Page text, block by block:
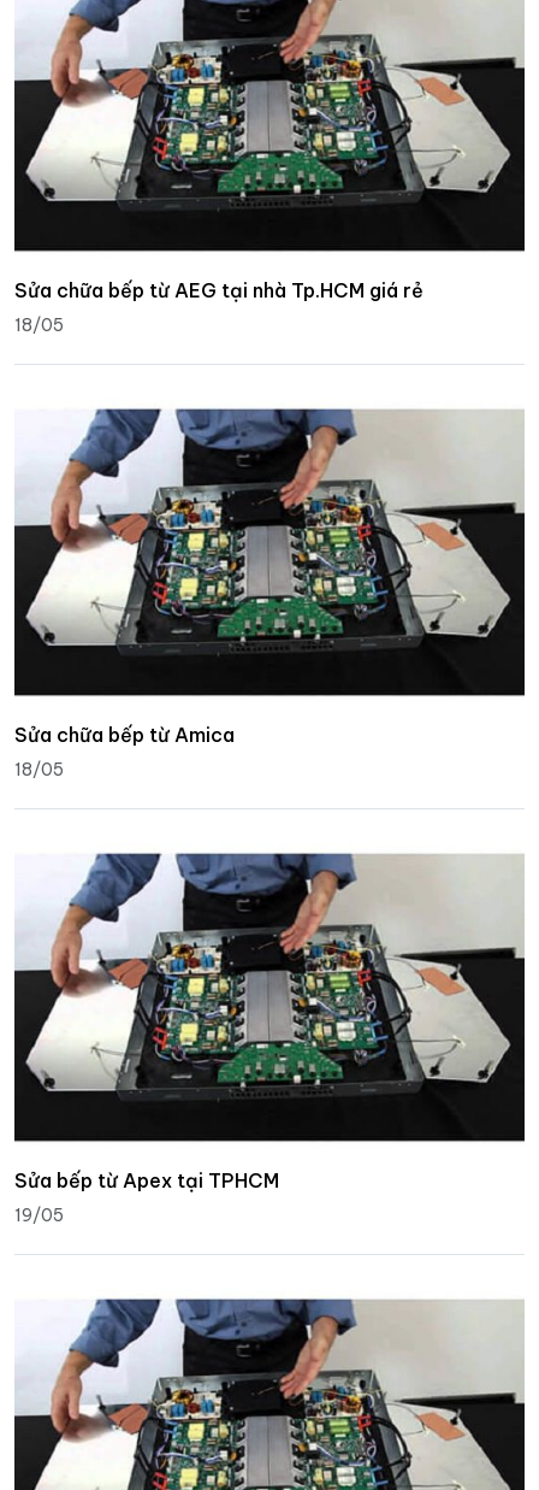
Sửa chữa bếp từ AEG tại nhà Tp.HCM giá rẻ
18/05
Sửa chữa bếp từ Amica
18/05
Sửa bếp từ Apex tại TPHCM
19/05